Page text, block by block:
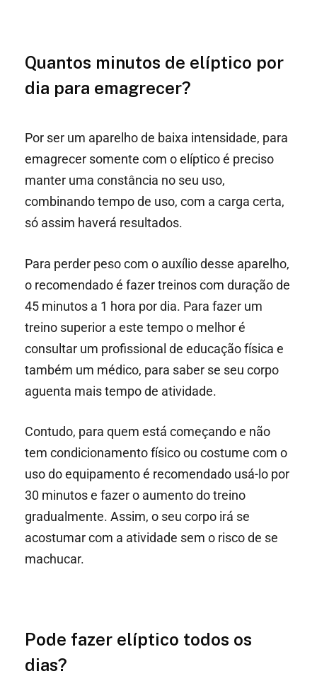
Quantos minutos de elíptico por
dia para emagrecer?
Por ser um aparelho de baixa intensidade, para
emagrecer somente com o elíptico é preciso
manter uma constância no seu uso,
combinando tempo de uso, com a carga certa,
só assim haverá resultados.
Para perder peso com o auxílio desse aparelho,
o recomendado é fazer treinos com duração de
45 minutos a 1 hora por dia. Para fazer um
treino superior a este tempo o melhor é
consultar um profissional de educação física e
também um médico, para saber se seu corpo
aguenta mais tempo de atividade.
Contudo, para quem está começando e não
tem condicionamento físico ou costume com o
uso do equipamento é recomendado usá-lo por
30 minutos e fazer o aumento do treino
gradualmente. Assim, o seu corpo irá se
acostumar com a atividade sem o risco de se
machucar.
Pode fazer elíptico todos os
dias?